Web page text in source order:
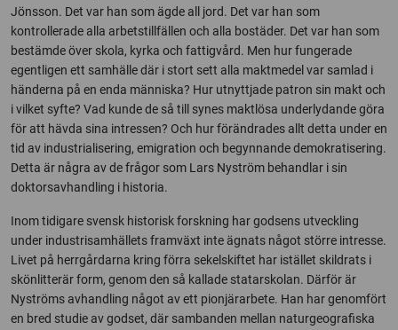
Jönsson. Det var han som ägde all jord. Det var han som
kontrollerade alla arbetstillfällen och alla bostäder. Det var han som
bestämde över skola, kyrka och fattigvård. Men hur fungerade
egentligen ett samhälle där i stort sett alla maktmedel var samlad i
händerna på en enda människa? Hur utnyttjade patron sin makt och
i vilket syfte? Vad kunde de så till synes maktlösa underlydande göra
för att hävda sina intressen? Och hur förändrades allt detta under en
tid av industrialisering, emigration och begynnande demokratisering.
Detta är några av de frågor som Lars Nyström behandlar i sin
doktorsavhandling i historia.
Inom tidigare svensk historisk forskning har godsens utveckling
under industrisamhällets framväxt inte ägnats något större intresse.
Livet på herrgårdarna kring förra sekelskiftet har istället skildrats i
skönlitterär form, genom den så kallade statarskolan. Därför är
Nyströms avhandling något av ett pionjärarbete. Han har genomfört
en bred studie av godset, där sambanden mellan naturgeografiska